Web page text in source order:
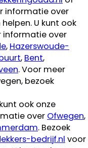
informatie over
U kunt ook
informatie over
, Hazerswoude-
, Bent,
. Voor meer
bezoek
ook onze
over Ofwegen,
. Bezoek
bedrijf.nl voor